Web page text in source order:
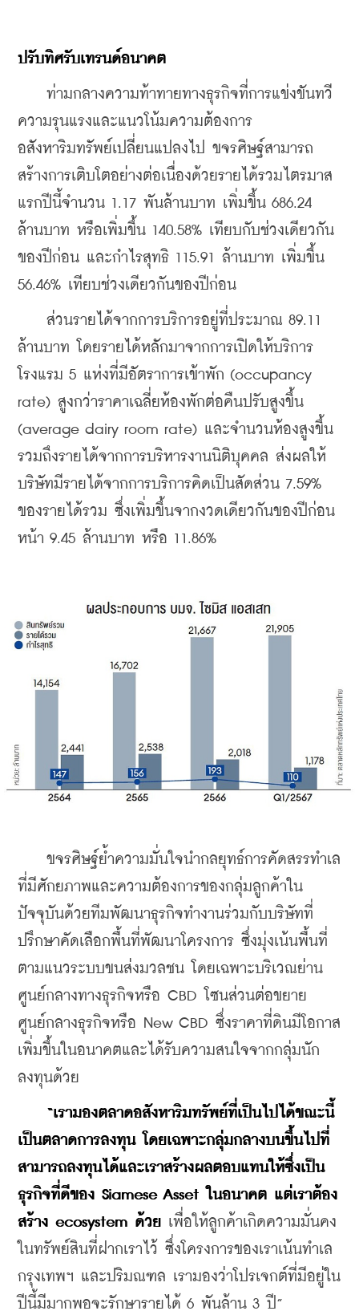
ปรับทิศรับเทรนด์อนาคต
ท่ามกลางความท้าทายทางธุรกิจที่การแข่งขันทวี
ความรุนแรงและแนวโน้มความต้องการ
อสังหาริมทรัพย์เปลี่ยนแปลงไป ขจรศิษฐ์สามารถ
สร้างการเติบโตอย่างต่อเนื่องด้วยรายได้รวมไตรมาส
แรกปีนี้จำนวน 1.17 พันล้านบาท เพิ่มขึ้น 686.24
ล้านบาท หรือเพิ่มขึ้น 140.58% เทียบกับช่วงเดียวกัน
ของปีก่อน และกำไรสุทธิ 115.91 ล้านบาท เพิ่มขึ้น
56.46% เทียบช่วงเดียวกันของปีก่อน
ส่วนรายได้จากการบริการอยู่ที่ประมาณ 89.11
ล้านบาท โดยรายได้หลักมาจากการเปิดให้บริการ
โรงแรม 5 แห่งที่มีอัตราการเข้าพัก (occupancy
rate) สูงกว่าราคาเฉลี่ยห้องพักต่อคืนปรับสูงขึ้น
(average dairy room rate) และจำนวนห้องสูงขึ้น
รวมถึงรายได้จากการบริหารงานนิติบุคคล ส่งผลให้
บริษัทมีรายได้จากการบริการคิดเป็นสัดส่วน 7.59%
ของรายได้รวม ซึ่งเพิ่มขึ้นจากงวดเดียวกันของปีก่อน
หน้า 9.45 ล้านบาท หรือ 11.86%
ขจรศิษฐ์ย้ำความมั่นใจนำกลยุทธ์การคัดสรรทำเล
ที่มีศักยภาพและความต้องการของกลุ่มลูกค้าใน
ปัจจุบันด้วยทีมพัฒนาธุรกิจทำงานร่วมกับบริษัทที่
ปรึกษาคัดเลือกพื้นที่พัฒนาโครงการ ซึ่งมุ่งเน้นพื้นที่
ตามแนวระบบขนส่งมวลชน โดยเฉพาะบริเวณย่าน
ศูนย์กลางทางธุรกิจหรือ CBD โซนส่วนต่อขยาย
ศูนย์กลางธุรกิจหรือ New CBD ซึ่งราคาที่ดินมีโอกาส
เพิ่มขึ้นในอนาคตและได้รับความสนใจจากกลุ่มนัก
ลงทุนด้วย
“เรามองตลาดอสังหาริมทรัพย์ที่เป็นไปได้ขณะนี้
เป็นตลาดการลงทุน โดยเฉพาะกลุ่มกลางบนขึ้นไปที่
สามารถลงทุนได้และเราสร้างผลตอบแทนให้ซึ่งเป็น
ธุรกิจที่ดีของ Siamese Asset ในอนาคต แต่เราต้อง
สร้าง ecosystem ด้วย เพื่อให้ลูกค้าเกิดความมั่นคง
ในทรัพย์สินที่ฝากเราไว้ ซึ่งโครงการของเราเน้นทำเล
กรุงเทพฯ และปริมณฑล เรามองว่าโปรเจกต์ที่มีอยู่ใน
ปีนี้มีมากพอจะรักษารายได้ 6 พันล้าน 3 ปี”